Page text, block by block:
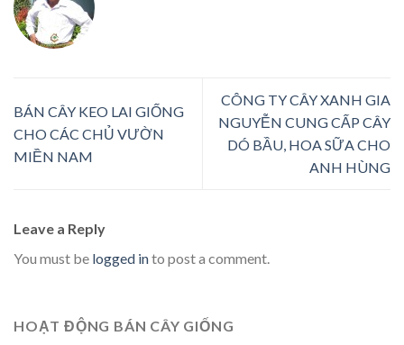
BÁN CÂY KEO LAI GIỐNG
CHO CÁC CHỦ VƯỜN
MIỀN NAM
CÔNG TY CÂY XANH GIA
NGUYỄN CUNG CẤP CÂY
DÓ BẦU, HOA SỮA CHO
ANH HÙNG
Leave a Reply
You must be logged into post a comment.
HOẠT ĐỘNG BÁN CÂY GIỐNG